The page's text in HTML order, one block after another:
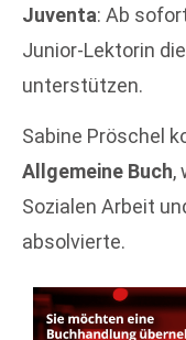
Juventa: Ab
Junior-Lektorin
unterstützen.
Sabine Pröschel
Allgemeine Buch,
Sozialen Arbeit
absolvierte.